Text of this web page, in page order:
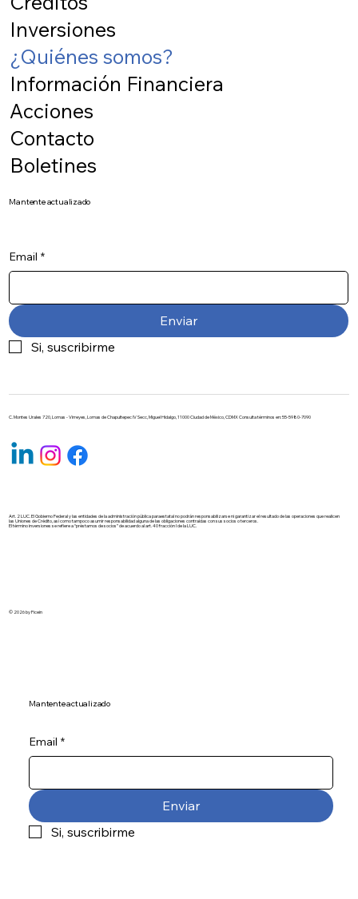
Inversiones
¿Quiénes somos?
Información Financiera
Acciones
Contacto
Boletines
Mantente actualizado
Email *
Enviar
Si, suscribirme
C. Montes Urales 720, Lomas - Virreyes, Lomas de Chapultepec IV Secc, Miguel Hidalgo, 11000 Ciudad de México, CDMX Consulta términos en: 55-5980-7090
Art. 2 LUC. El Gobierno Federal y las entidades de la administración pública paraestatal no podrán responsabilizarse ni garantizar el resultado de las operaciones que realicen
las Uniones de Crédito, así como tampoco asumir responsabilidad alguna de las obligaciones contraídas con sus socios o terceros.
El término inversiones se refiere a “préstamos de socios” de acuerdo al art. 40 fracción I de la LUC.
© 2026 by Ficein
Mantente actualizado
Email *
Enviar
Si, suscribirme